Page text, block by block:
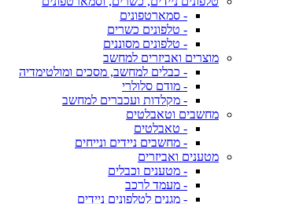
- סמארטפונים
- טלפונים כשרים
- טלפונים מסוננים
מוצרים ואביזרים למחשב
- כבלים למחשב, מסכים ומולטימדיה
- מודם סלולרי
- מקלדות ועכברים למחשב
מחשבים וטאבלטים
- טאבלטים
- מחשבים ניידים ונייחים
מטענים ואביזרים
- מטענים וכבלים
- מעמד לרכב
- מגנים לטלפונים ניידים